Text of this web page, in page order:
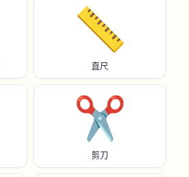
📏
直尺
✂️
剪刀